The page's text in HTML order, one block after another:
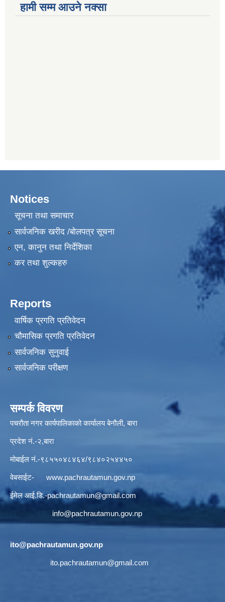
हामी सम्म आउने नक्सा
Notices
सूचना तथा समाचार
सार्वजनिक खरीद /बोलपत्र सूचना
एन, कानुन तथा निर्देशिका
कर तथा शुल्कहरु
Reports
वार्षिक प्रगति प्रतिवेदन
चौमासिक प्रगति प्रतिवेदन
सार्वजनिक सुनुवाई
सार्वजनिक परीक्षण
सम्पर्क विवरण
पचरौता नगर कार्यपालिकाको कार्यालय बेनौली, बारा
प्रदेश नं.-२,बारा
मोबाईल नं.-९८५५०४८४६४/९८४०२५४४५०
वेबसाईट- www.pachrautamun.gov.np
ईमेल आई.डि.-pachrautamun@gmail.com
info@pachrautamun.gov.np
ito@pachrautamun.gov.np
ito.pachrautamun@gmail.com